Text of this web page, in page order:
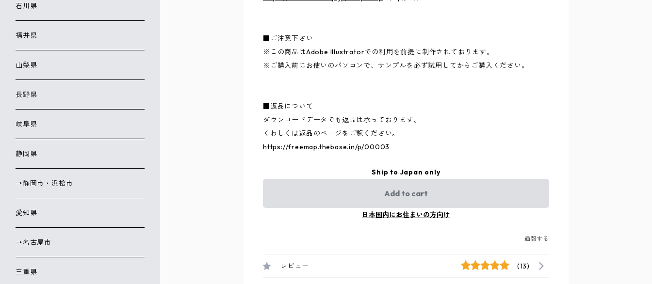
■ご注意下さい
※この商品はAdobe Illustratorでの利用を前提に制作されております。
※ご購入前にお使いのパソコンで、サンプルを必ず試用してからご購入ください。
■返品について
ダウンロードデータでも返品は承っております。
くわしくは返品のページをご覧ください。
https://freemap.thebase.in/p/00003
Ship to Japan only
Add to cart
日本国内にお住まいの方向け
通報する
レビュー (13)
石川県
福井県
山梨県
長野県
岐阜県
静岡県
→静岡市・浜松市
愛知県
→名古屋市
三重県